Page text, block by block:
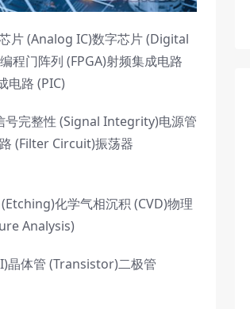
片 (Analog IC)数字芯片 (Digital
程门阵列 (FPGA)射频集成电路
电路 (PIC)
号完整性 (Signal Integrity)电源管
(Filter Circuit)振荡器
化学气相沉积 (CVD)物理
Analysis)
晶体管 (Transistor)二极管